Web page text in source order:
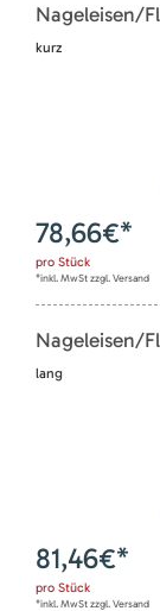
Nageleisen/
kurz
78,66€*
pro Stück
*inkl. MwSt zzgl. Versand
Nageleisen/
lang
81,46€*
pro Stück
*inkl. MwSt zzgl. Versand